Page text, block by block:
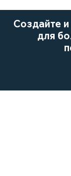
Создайте
для